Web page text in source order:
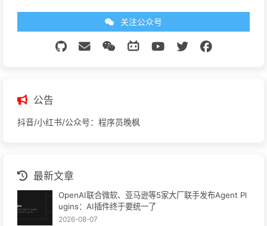
关注公众号
公告
抖音/小红书/公众号：程序员晚枫
最新文章
OpenAI联合微软、亚马逊等5家大厂联手发布Agent Pl
ugins：AI插件终于要统一了
2026-08-07